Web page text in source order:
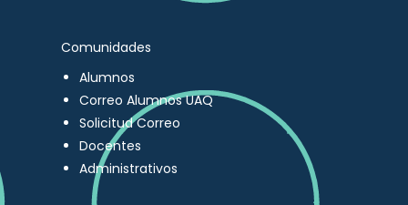
Comunidades
Alumnos
Correo Alumnos UAQ
Solicitud Correo
Docentes
Administrativos